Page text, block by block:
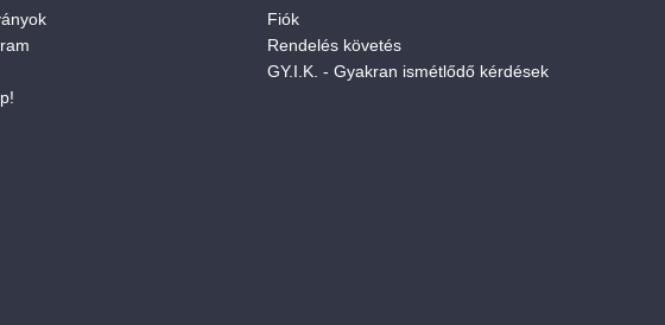
Fiók
Rendelés követés
GY.I.K. - Gyakran ismétlődő kérdések